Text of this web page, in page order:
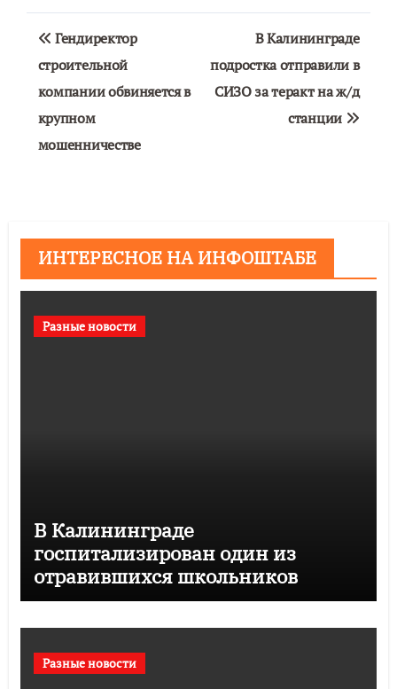
Навигация
по
записям
Гендиректор
строительной
компании обвиняется в
крупном
мошенничестве
В Калининграде
подростка отправили в
СИЗО за теракт на ж/д
станции
ИНТЕРЕСНОЕ НА ИНФОШТАБЕ
Разные новости
В Калининграде
госпитализирован один из
отравившихся школьников
Разные новости